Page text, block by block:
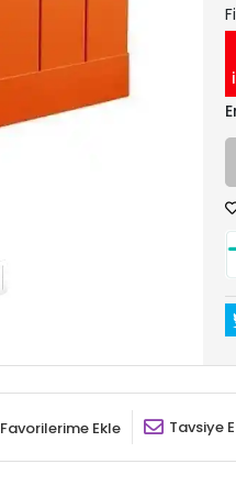
Favorilerime Ekle Tavsiye